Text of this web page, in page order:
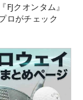
FJクオンタム』
ロがチェック